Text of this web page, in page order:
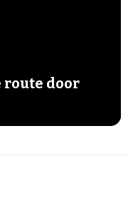
route door